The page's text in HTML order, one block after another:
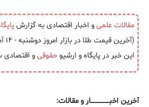
مقالات علمیو اخبار اقتصادی به گزارش
(آخرین قیمت طلا در بازار امروز دوشنبه - ۱۴ آذر ۱۴۰۱)
این خبر در پایگاه و ارشیوحقوقیو
آخرین اخبــــــــــــــــــار و مقالات: